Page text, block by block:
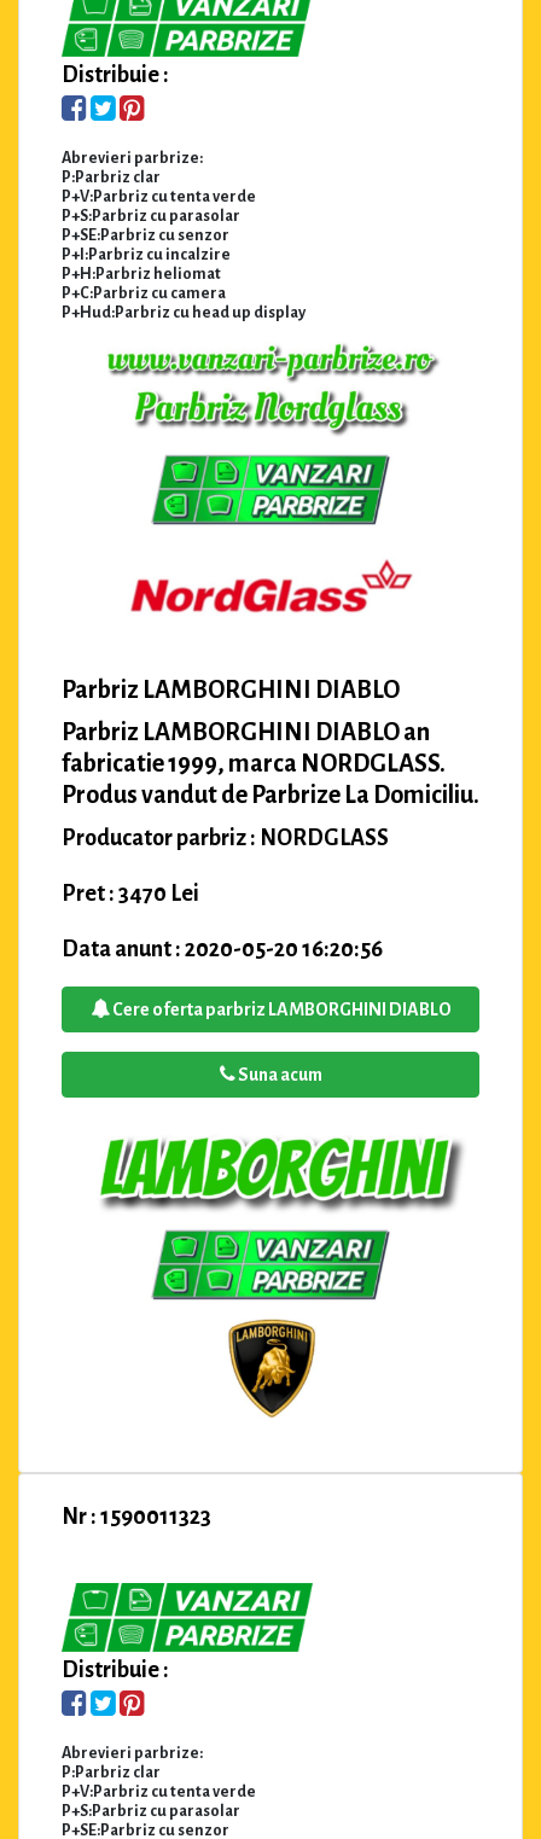
Distribuie :
Abrevieri parbrize:
P:Parbriz clar
P+V:Parbriz cu tenta verde
P+S:Parbriz cu parasolar
P+SE:Parbriz cu senzor
P+I:Parbriz cu incalzire
P+H:Parbriz heliomat
P+C:Parbriz cu camera
P+Hud:Parbriz cu head up display
Parbriz LAMBORGHINI DIABLO
Parbriz LAMBORGHINI DIABLO an
fabricatie 1999, marca NORDGLASS.
Produs vandut de Parbrize La Domiciliu.
Producator parbriz : NORDGLASS
Pret : 3470 Lei
Data anunt : 2020-05-20 16:20:56
Cere oferta parbriz LAMBORGHINI DIABLO
Suna acum
Nr : 1590011323
Distribuie :
Abrevieri parbrize:
P:Parbriz clar
P+V:Parbriz cu tenta verde
P+S:Parbriz cu parasolar
P+SE:Parbriz cu senzor